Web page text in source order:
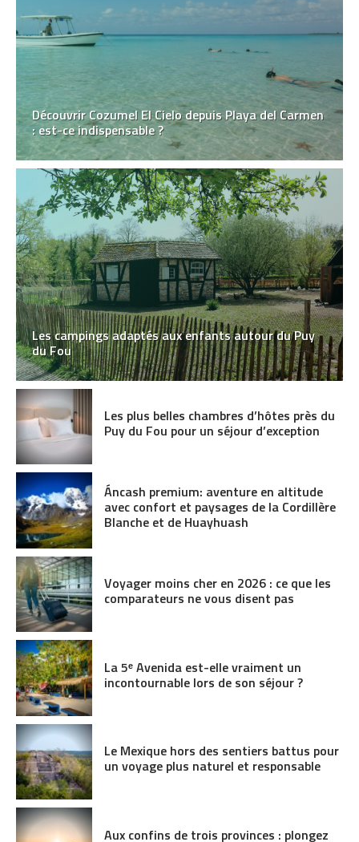
Découvrir Cozumel El Cielo depuis Playa del Carmen
: est-ce indispensable ?
Les campings adaptés aux enfants autour du Puy
du Fou
Les plus belles chambres d’hôtes près du
Puy du Fou pour un séjour d’exception
Áncash premium: aventure en altitude
avec confort et paysages de la Cordillère
Blanche et de Huayhuash
Voyager moins cher en 2026 : ce que les
comparateurs ne vous disent pas
La 5ᵉ Avenida est-elle vraiment un
incontournable lors de son séjour ?
Le Mexique hors des sentiers battus pour
un voyage plus naturel et responsable
Aux confins de trois provinces : plongez